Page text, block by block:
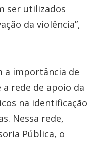
ser utilizados
da violência”,
a importância de
rede de apoio da
na identificação
Nessa rede,
Pública, o